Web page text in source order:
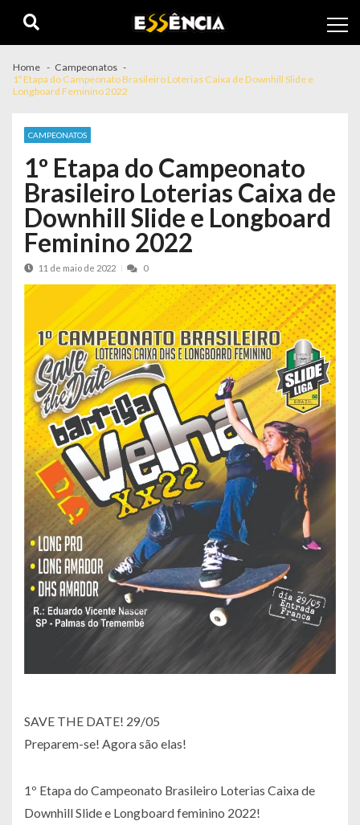
navigation
content
Home
Campeonatos
1º Etapa do Campeonato Brasileiro Loterias Caixa de Downhill Slide e
Longboard Feminino 2022
CAMPEONATOS
1º Etapa do Campeonato
Brasileiro Loterias Caixa de
Downhill Slide e Longboard
Feminino 2022
11 de maio de 2022 0
SAVE THE DATE! 29/05
Preparem-se! Agora são elas!
1º Etapa do Campeonato Brasileiro Loterias Caixa de
Downhill Slide e Longboard feminino 2022!